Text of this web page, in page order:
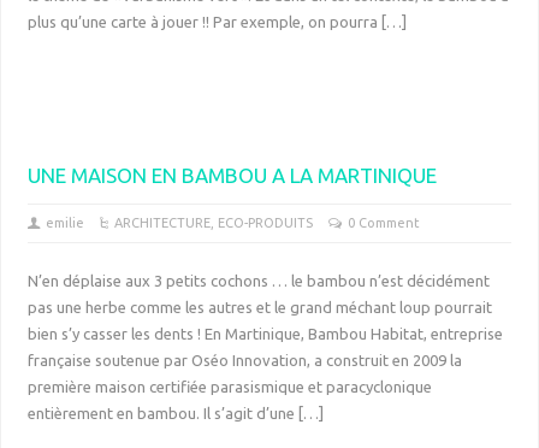
plus qu’une carte à jouer !! Par exemple, on pourra […]
UNE MAISON EN BAMBOU A LA MARTINIQUE
emilie ARCHITECTURE ECO-PRODUITS 0 Comment
N’en déplaise aux 3 petits cochons … le bambou n’est décidément
pas une herbe comme les autres et le grand méchant loup pourrait
bien s’y casser les dents ! En Martinique, Bambou Habitat, entreprise
française soutenue par Oséo Innovation, a construit en 2009 la
première maison certifiée parasismique et paracyclonique
entièrement en bambou. Il s’agit d’une […]